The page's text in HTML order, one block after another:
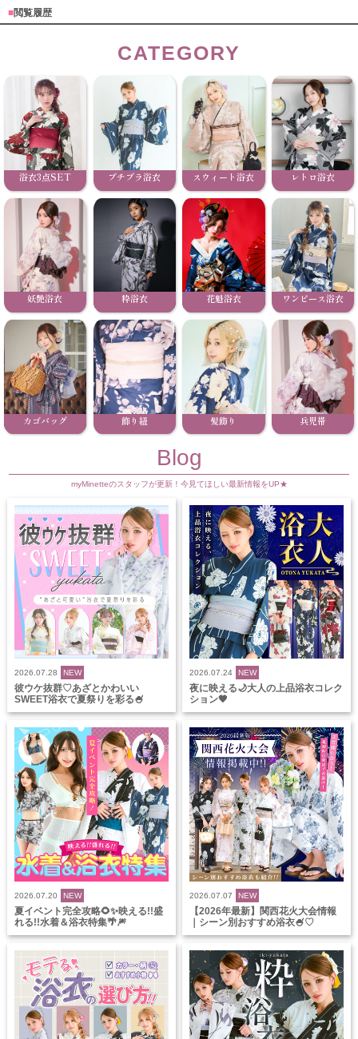
■閲覧履歴
CATEGORY
浴衣3点SET プチプラ浴衣 スウィート浴衣 レトロ浴衣
妖艶浴衣 粋浴衣 花魁浴衣 ワンピース浴衣
カゴバッグ 飾り紐 髪飾り 兵児帯
Blog
myMinetteのスタッフが更新！今見てほしい最新情報をUP★
2026.07.28 NEW
彼ウケ抜群♡あざとかわいい
SWEET浴衣で夏祭りを彩る🍧
2026.07.24 NEW
夜に映える🌙大人の上品浴衣コレク
ション🖤
2026.07.20 NEW
夏イベント完全攻略🌻✨映える!!盛
れる!!水着＆浴衣特集🌴🎆
2026.07.07 NEW
【2026年最新】関西花火大会情報
｜シーン別おすすめ浴衣🍧♡